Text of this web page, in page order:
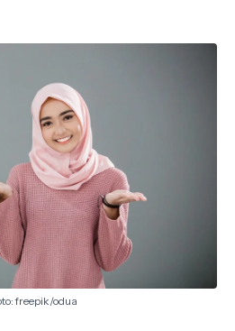
freepik/odua